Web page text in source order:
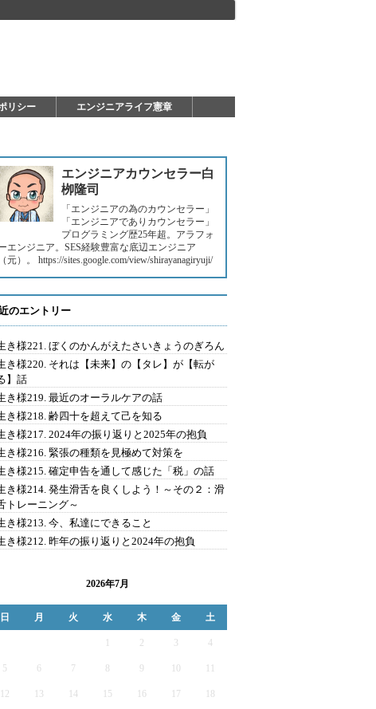
リシー エンジニアライフ憲章
エンジニアカウンセラー白
栁隆司
「エンジニアの為のカウンセラー」
「エンジニアでありカウンセラー」
プログラミング歴25年超。アラフォ
エンジニア。SES経験豊富な底辺エンジニア
（元）。 https://sites.google.com/view/shirayanagiryuji/
のエントリー
き様221. ぼくのかんがえたさいきょうのぎろん
き様220. それは【未来】の【タレ】が【転が
】話
き様219. 最近のオーラルケアの話
き様218. 齢四十を超えて己を知る
き様217. 2024年の振り返りと2025年の抱負
き様216. 緊張の種類を見極めて対策を
き様215. 確定申告を通して感じた「税」の話
き様214. 発生滑舌を良くしよう！～その２：滑
トレーニング～
き様213. 今、私達にできること
き様212. 昨年の振り返りと2024年の抱負
2026年7月
日 月 火 水 木 金 土
2 3 4
5 6 7 9
12 13 14 15 16 17